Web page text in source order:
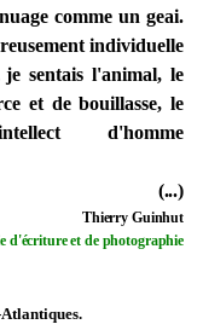
comme un geai.
individuelle
je sentais l'animal, le
et de bouillasse, le
d'homme
(...)
Thierry Guinhut
d'écriture et de photographie